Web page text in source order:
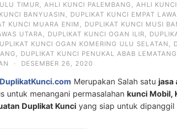
TIMUR
AHLI KUNCI PALEMBANG AHLI
BANYUASIN DUPLIKAT KUNCI EMPAT
KUNCI MUARA ENIM DUPLIKAT KUNCI MUSI
UTARA
DUPLIKAT KUNCI OGAN ILIR
KUNCI OGAN KOMERING ULU SELATAN
DUPLIKAT KUNCI PENUKAL ABAB
· DESEMBER 26, 2020
Merupakan Salah satu jasa
untuk menangani permasalahan kunci Mobil,
Duplikat Kunci yang siap untuk dipanggil